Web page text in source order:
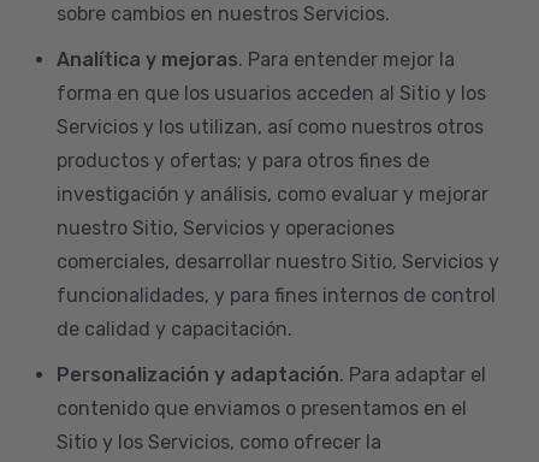
sobre cambios en nuestros Servicios.
Analítica y mejoras. Para entender mejor la
forma en que los usuarios acceden al Sitio y los
Servicios y los utilizan, así como nuestros otros
productos y ofertas; y para otros fines de
investigación y análisis, como evaluar y mejorar
nuestro Sitio, Servicios y operaciones
comerciales, desarrollar nuestro Sitio, Servicios y
funcionalidades, y para fines internos de control
de calidad y capacitación.
Personalización y adaptación. Para adaptar el
contenido que enviamos o presentamos en el
Sitio y los Servicios, como ofrecer la